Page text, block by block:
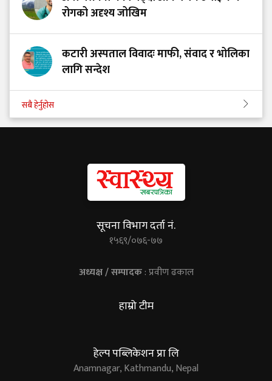
रोगको अदृश्य जोखिम
कटारी अस्पताल विवादः माफी, संवाद र भोलिका
लागि सन्देश
सबै हेर्नुहोस
सूचना विभाग दर्ता नं.
१५६९/०७६-७७
अध्यक्ष / सम्पादक: प्रवीण ढकाल
हाम्रो टीम
हेल्प पब्लिकेशन प्रा लि
Anamnagar, Kathmandu, Nepal